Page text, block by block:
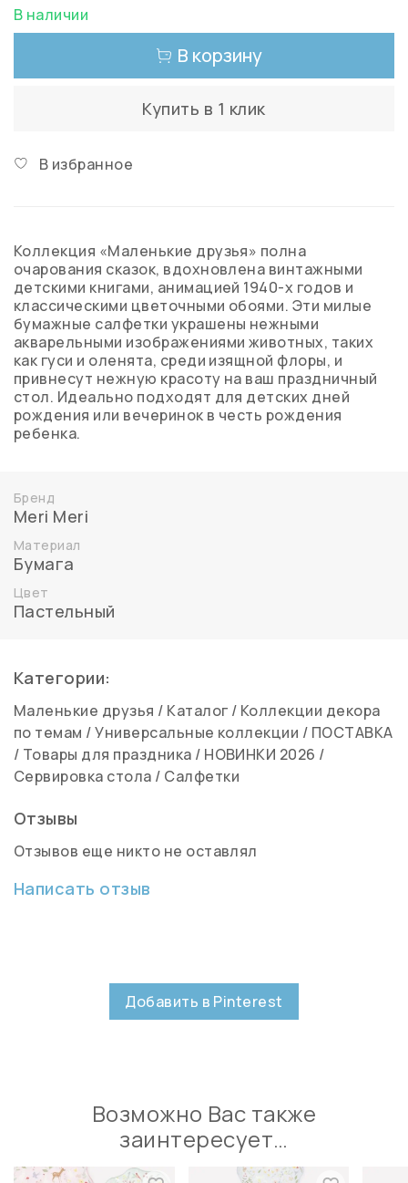
В наличии
В корзину
Купить в 1 клик
В избранное
Коллекция «Маленькие друзья» полна
очарования сказок, вдохновлена винтажными
детскими книгами, анимацией 1940-х годов и
классическими цветочными обоями. Эти милые
бумажные салфетки украшены нежными
акварельными изображениями животных, таких
как гуси и оленята, среди изящной флоры, и
привнесут нежную красоту на ваш праздничный
стол. Идеально подходят для детских дней
рождения или вечеринок в честь рождения
ребенка.
Бренд
Meri Meri
Материал
Бумага
Цвет
Пастельный
Категории:
Маленькие друзья / Каталог / Коллекции декора
по темам /Универсальные коллекции / ПОСТАВКА
/ Товары для праздника / НОВИНКИ 2026 /
Сервировка стола / Салфетки
Отзывы
Отзывов еще никто не оставлял
Написать отзыв
Добавить в Pinterest
Возможно Вас также
заинтересует…